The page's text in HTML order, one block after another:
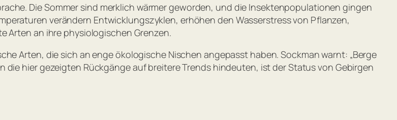
Die Sommer sind merklich wärmer geworden, und die Insektenpopulationen gingen
verändern Entwicklungszyklen, erhöhen den Wasserstress von Pflanzen,
Arten an ihre physiologischen Grenzen.
Arten, die sich an enge ökologische Nischen angepasst haben. Sockman warnt: „Berge
hier gezeigten Rückgänge auf breitere Trends hindeuten, ist der Status von Gebirgen